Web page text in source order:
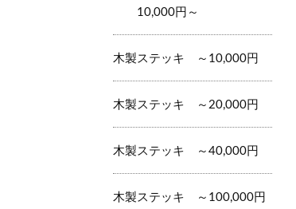
10,000円～
木製ステッキ ～10,000円
木製ステッキ ～20,000円
木製ステッキ ～40,000円
木製ステッキ ～100,000円